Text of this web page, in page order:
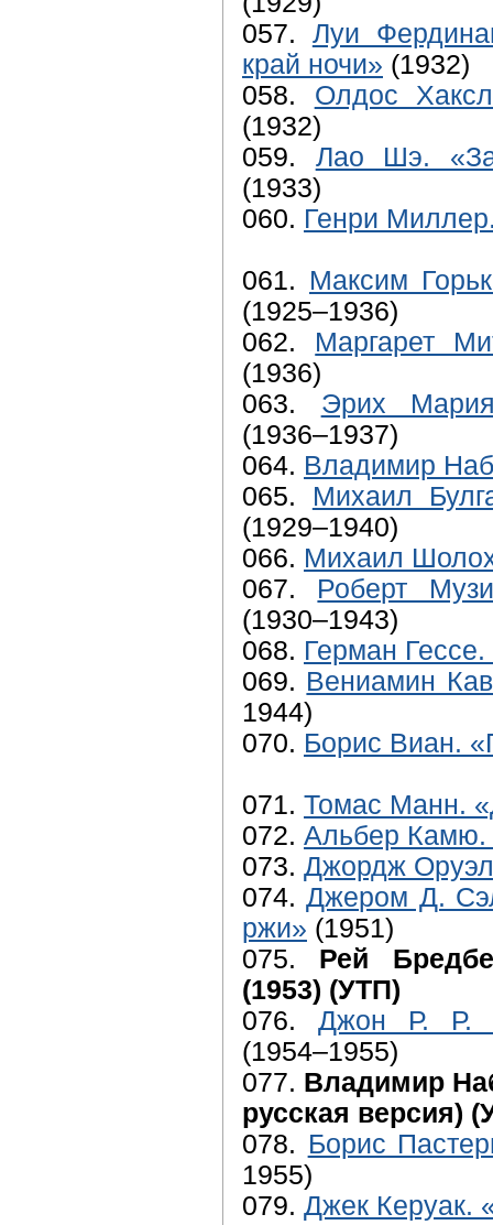
057. Луи
край ночи» (1932)
058. Олдос
(1932)
059. Лао Шэ.
(1933)
060. Генри
061. Максим
(1925–1936)
062. Маргарет
(1936)
063. Эрих
(1936–1937)
064. Владимир
065. Михаил
(1929–1940)
066. Михаил
067. Роберт
(1930–1943)
068. Герман
069. Вениамин
1944)
070. Борис Виан.
071. Томас Манн.
072. Альбер Камю.
073. Джордж
074.Джером Д.
ржи» (1951)
075. Рей
(1953) (УТП)
076. Джон Р. Р.
(1954–1955)
077. Владимир
русская версия)
078. Борис
1955)
079. Джек Керуак.